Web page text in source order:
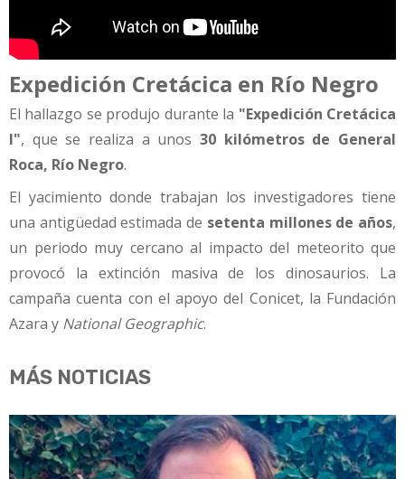
Expedición Cretácica en Río Negro
El hallazgo se produjo durante la "Expedición Cretácica
I", que se realiza a unos 30 kilómetros de General
Roca, Río Negro.
El yacimiento donde trabajan los investigadores tiene
una antigüedad estimada de setenta millones de años,
un periodo muy cercano al impacto del meteorito que
provocó la extinción masiva de los dinosaurios. La
campaña cuenta con el apoyo del Conicet, la Fundación
Azara y National Geographic.
MÁS NOTICIAS